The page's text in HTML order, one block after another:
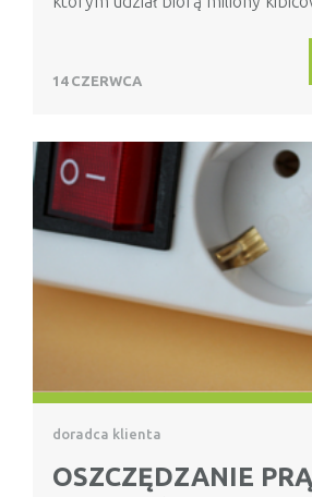
14 CZERWCA
doradca klienta
OSZCZĘDZANIE